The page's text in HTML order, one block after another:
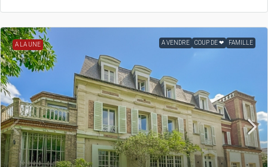
A LA UNE A VENDRE COUP DE ❤ FAMILLE